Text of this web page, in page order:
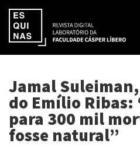
Jamal
do Emílio Ribas:
para 300 mil
fosse natural”